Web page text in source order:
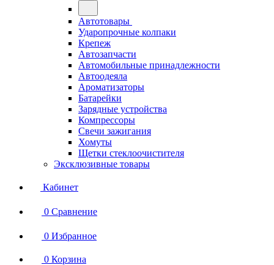
Автотовары
Ударопрочные колпаки
Крепеж
Автозапчасти
Автомобильные принадлежности
Автоодеяла
Ароматизаторы
Батарейки
Зарядные устройства
Компрессоры
Свечи зажигания
Хомуты
Щетки стеклоочистителя
Эксклюзивные товары
Кабинет
0 Сравнение
0 Избранное
0 Корзина